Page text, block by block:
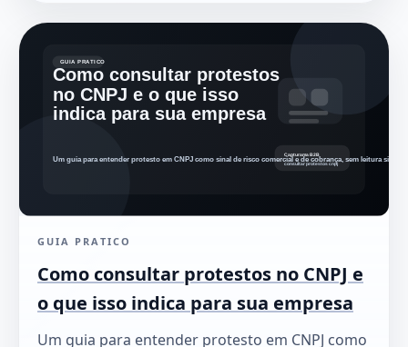
GUIA PRATICO
Como consultar protestos no CNPJ e
o que isso indica para sua empresa
Um guia para entender protesto em CNPJ como